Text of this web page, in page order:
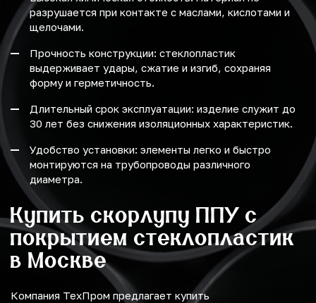
разрушается при контакте с маслами, кислотами и
щелочами.
Прочность конструкции: стеклопластик
выдерживает удары, сжатие и изгиб, сохраняя
форму и герметичность.
Длительный срок эксплуатации: изделие служит до
30 лет без снижения изоляционных характеристик.
Удобство установки: элементы легко и быстро
монтируются на трубопроводы различного
диаметра.
Купить скорлупу ППУ с
покрытием стеклопластик
в Москве
Компания ТехПром предлагает купить